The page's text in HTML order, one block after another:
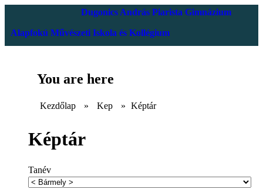
Dugonics András Piarista Gimnázium
Alapfokú Művészeti Iskola és Kollégium
You are here
Kezdőlap » Kep » Képtár
Képtár
Tanév